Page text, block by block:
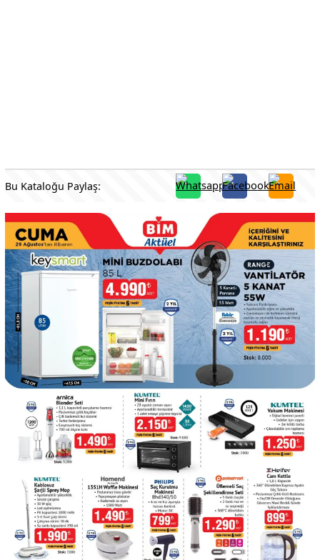
Bu Kataloğu Paylaş: